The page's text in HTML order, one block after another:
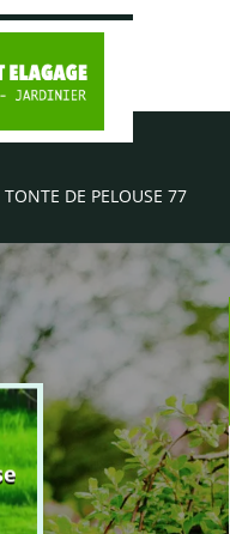
TONTE DE PELOUSE 77
Elagueur 77